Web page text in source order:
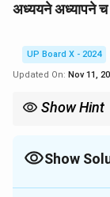
अध्ययने अध्यापने च
UP Board X - 2024
Updated On: Nov 11,
Show Hint
का सही अर्थ लगाना
Show
Solution